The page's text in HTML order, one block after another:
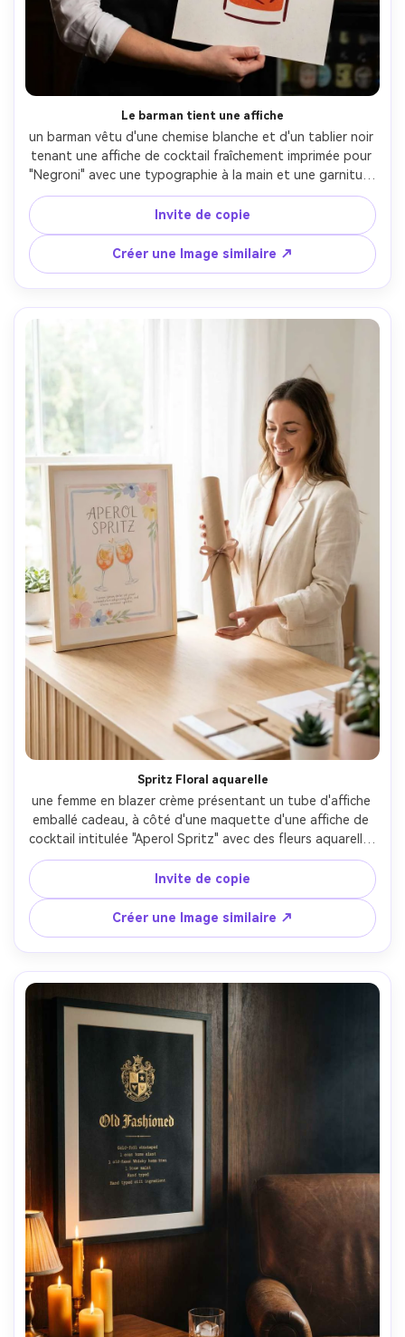
Le barman tient une affiche
un barman vêtu d'une chemise blanche et d'un tablier noir
tenant une affiche de cocktail fraîchement imprimée pour
"Negroni" avec une typographie à la main et une garniture
illustrée minimaliste; Derrière eux un confortable arrière de
bar avec des bouteilles doucement floues; Stroboscope
de studio avec lumière de clé softbox, lumière de jante
douce; Canon R5, 85mm f/1.8 bokeh; Cadre vertical,
sourire confiant, réalisme éditorial avec des ombres
naturelles, typographie nette, haute résolution, design
d'affiche prêt à imprimer à 300 DPI- -ar 4:5
Invite de copie
Créer une Image similaire ↗
Spritz Floral aquarelle
une femme en blazer crème présentant un tube d'affiche
emballé cadeau, à côté d'une maquette d'une affiche de
cocktail intitulée "Aperol Spritz" avec des fleurs aquarelles
et des pastels floraux autour de la bordure; réglage de
comptoir de boutique lumineuse; Lumière douce de la
fenêtre de la lumière du jour, points forts aérés; Nikon Z7
II, 35mm; Léger angle de haut en bas, ambiance
chaleureuse de fête, texture de peau réaliste, détails
d'impression nets, haute résolution, mise en page prête à
l'impression à 300 DPI avec de grandes marges-AR 4:5
Invite de copie
Créer une Image similaire ↗